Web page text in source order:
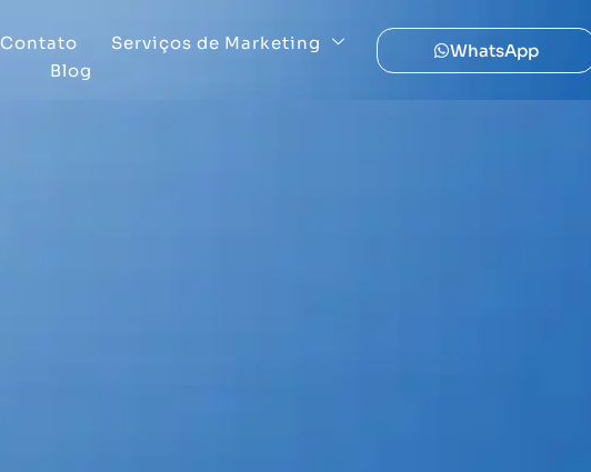
Contato
Serviços de Marketing
Blog
WhatsApp